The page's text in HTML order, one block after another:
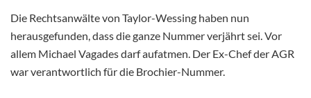
Die Rechtsanwälte von Taylor-Wessing haben nun
herausgefunden, dass die ganze Nummer verjährt sei. Vor
allem Michael Vagades darf aufatmen. Der Ex-Chef der AGR
war verantwortlich für die Brochier-Nummer.